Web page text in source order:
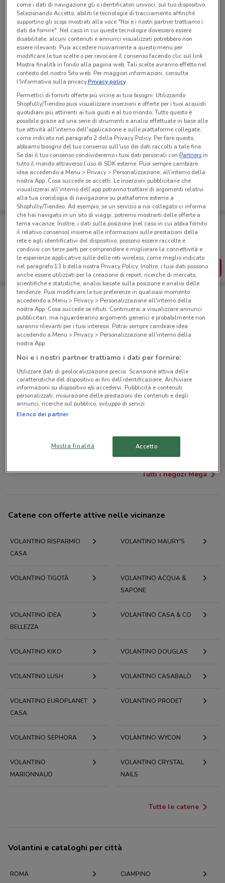
Tutte le promozioni di questo negozio
Ci dispiace, al momento non abbiamo pubblicato
volantini nella tua zona. Riprova più tardi.
Porta DoveConviene sempre con te!
Puoi trovare le migliori offerte dei negozi vicino a te,
salvarle e creare la tua lista del risparmio, comodamente
dal tuo cellulare.
SCARICA L’APP
Negozi Mega a Roma
© MapTiler © OpenStreetMap contributors
Viale Donato Bramante, 53 Fiumicino
22 km
Viale della Buona Fortuna, 1 Capena
24 km
Tutti i negozi Mega
Catene con offerte attive nelle vicinanze
VOLANTINO RISPARMIO
CASA
VOLANTINO MAURY'S
VOLANTINO TIGOTÀ
VOLANTINO ACQUA &
SAPONE
VOLANTINO IDEA
BELLEZZA
VOLANTINO CASA & CO
VOLANTINO KIKO VOLANTINO DOUGLAS
VOLANTINO LUSH VOLANTINO CASABALÒ
VOLANTINO EUROPLANET
CASA
VOLANTINO PRODET
VOLANTINO SEPHORA VOLANTINO WYCON
VOLANTINO
MARIONNAUD
VOLANTINO CRYSTAL
NAILS
Tutte le catene
Volantini e cataloghi per città
ROMA CIAMPINO
come i dati di navigazione gli o identificatori univoci, sul tuo dispositivo.
Selezionando Accetto, abiliti le tecnologie di tracciamento affinché
supportino gli scopi mostrati alla voce "Noi e i nostri partner trattiamo i
dati da fornire". Nel caso in cui queste tecnologie dovessero essere
disabilitate, alcuni contenuti e annunci visualizzati potrebbero non
essere rilevanti. Puoi accedere nuovamente a questo menu per
modificare le tue scelte o per revocare il consenso facendo clic sul link
Mostra finalità in fondo alla pagina web. Tali scelte avranno effetto nel
contesto del nostro Sito web. Per maggiori informazioni, consulta
l'Informativa sulla privacy.Privacy policy
Permettici di fornirti offerte più vicine ai tuoi bisogni: Utilizzando
Shopfully/Tiendeo puoi visualizzare inserzioni e offerte per i tuoi acquisti
quotidiani più attinenti ai tuoi gusti e al tuo mondo. Tutto questo è
possibile grazie ad una serie di strumenti e analisi effettuate in base alle
tue attività all'interno dell'applicazione e sulle piattaforme collegate,
come indicato nel paragrafo 2 della Privacy Policy. Per fare questo,
abbiamo bisogno del tuo consenso sull'uso dei dati raccolti a tale fine.
Se dai il tuo consenso condivideremo i tuoi dati personali conPartnersin
tutto il mondo attraverso l’uso di SDK esterne. Puoi sempre cambiare
idea accedendo a Menu > Privacy > Personalizzazione, all’interno della
nostra App. Cosa succede se accetti: Le inserzioni pubblicitarie che
visualizzerai all'interno dell’app potranno trattare di argomenti relativi
alla tua cronologia di navigazione su piattaforme esterne a
Shopfully/Tiendeo. Ad esempio, se un servizio a noi collegato ci informa
che hai navigato in un sito di viaggi, potremo mostrarti delle offerte a
tema vacanze. Inoltre, i dati sulla posizione (nel caso in cui abbia fornito
il relativo consenso) insieme alle informazioni sulle prestazioni della
rete e agli identificativi del dispositivo, possono essere raccolte e
condivisi con terze parti per comprendere e migliorare la connettività e
le esperienze applicative sulle delle reti wireless, come meglio indicato
nel paragrafo 13.b della nostra Privacy Policy. Inoltre, i tuoi dati possono
anche essere utilizzati per la creazione di report, ricerche di mercato,
scientifiche e statistiche, analisi basate sulla posizione e analisi delle
tendenze. Puoi modificare le tue preferenze in qualsiasi momento
accedendo a Menu > Privacy > Personalizzazione all'interno della
nostra App. Cosa succede se rifiuti: Continuerai a visualizzare annunci
pubblicitari, ma riguarderanno argomenti generici e probabilmente non
saranno rilevanti per i tuoi interessi. Potrai sempre cambiare idea
accedendo a Menu > Privacy > Personalizzazione all'interno della
nostra App.
Noi e i nostri partner trattiamo i dati per fornire:
Utilizzare dati di geolocalizzazione precisi. Scansione attiva delle
caratteristiche del dispositivo ai fini dell’identificazione. Archiviare
informazioni su dispositivo e/o accedervi. Pubblicità e contenuti
personalizzati, misurazione delle prestazioni dei contenuti e degli
annunci, ricerche sul pubblico, sviluppo di servizi.
Elenco dei partner
Mostra finalità Accetto